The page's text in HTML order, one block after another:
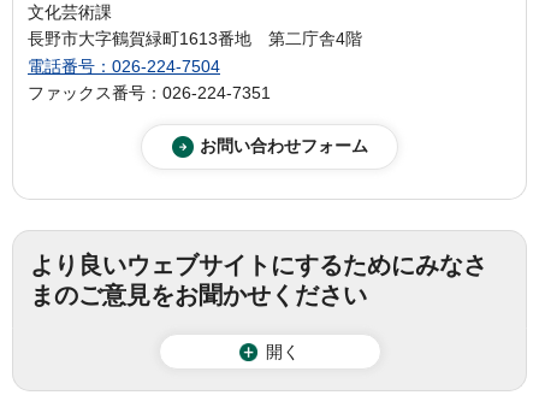
文化芸術課
長野市大字鶴賀緑町1613番地 第二庁舎4階
電話番号：026-224-7504
ファックス番号：026-224-7351
より良いウェブサイトにするためにみなさ
まのご意見をお聞かせください
開く